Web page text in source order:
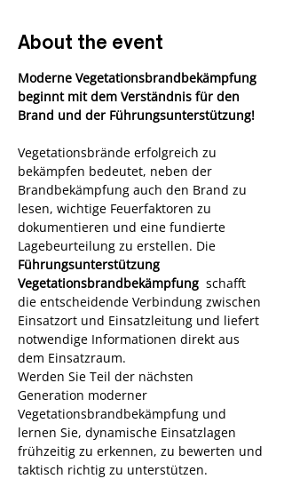
About the event
Moderne Vegetationsbrandbekämpfung
beginnt mit dem Verständnis für den
Brand und der Führungsunterstützung!
Vegetationsbrände erfolgreich zu
bekämpfen bedeutet, neben der
Brandbekämpfung auch den Brand zu
lesen, wichtige Feuerfaktoren zu
dokumentieren und eine fundierte
Lagebeurteilung zu erstellen. Die
Führungsunterstützung
Vegetationsbrandbekämpfung schafft
die entscheidende Verbindung zwischen
Einsatzort und Einsatzleitung und liefert
notwendige Informationen direkt aus
dem Einsatzraum.
Werden Sie Teil der nächsten
Generation moderner
Vegetationsbrandbekämpfung und
lernen Sie, dynamische Einsatzlagen
frühzeitig zu erkennen, zu bewerten und
taktisch richtig zu unterstützen.